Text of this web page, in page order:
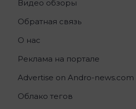
Видео обзоры
Обратная связь
О нас
Реклама на портале
Advertise on Andro-news.com
Облако тегов